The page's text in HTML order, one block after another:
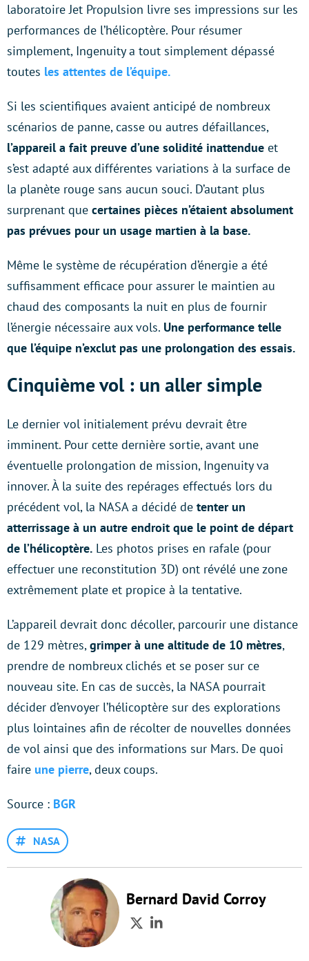
laboratoire Jet Propulsion livre ses impressions sur les
performances de l’hélicoptère. Pour résumer
simplement, Ingenuity a tout simplement dépassé
toutes les attentes de l’équipe.
Si les scientifiques avaient anticipé de nombreux
scénarios de panne, casse ou autres défaillances,
l’appareil a fait preuve d’une solidité inattendue et
s’est adapté aux différentes variations à la surface de
la planète rouge sans aucun souci. D’autant plus
surprenant que certaines pièces n’étaient absolument
pas prévues pour un usage martien à la base.
Même le système de récupération d’énergie a été
suffisamment efficace pour assurer le maintien au
chaud des composants la nuit en plus de fournir
l’énergie nécessaire aux vols. Une performance telle
que l’équipe n’exclut pas une prolongation des essais.
Cinquième vol : un aller simple
Le dernier vol initialement prévu devrait être
imminent. Pour cette dernière sortie, avant une
éventuelle prolongation de mission, Ingenuity va
innover. À la suite des repérages effectués lors du
précédent vol, la NASA a décidé de tenter un
atterrissage à un autre endroit que le point de départ
de l’hélicoptère. Les photos prises en rafale (pour
effectuer une reconstitution 3D) ont révélé une zone
extrêmement plate et propice à la tentative.
L’appareil devrait donc décoller, parcourir une distance
de 129 mètres,grimper à une altitude de 10 mètres,
prendre de nombreux clichés et se poser sur ce
nouveau site. En cas de succès, la NASA pourrait
décider d’envoyer l’hélicoptère sur des explorations
plus lointaines afin de récolter de nouvelles données
de vol ainsi que des informations sur Mars. De quoi
faire une pierre, deux coups.
Source : BGR
NASA
Bernard David Corroy
TwitterLinkedIn